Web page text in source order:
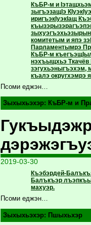
КъБР-м и
зыгъэзащIэ
иригъэкIуэкIащ
комитетым и япэ
Парламентымрэ
КъБР-м
нэхъыщхьэ
зэгухьэныгъэхэм,
къалэ округхэмрэ
Псоми еджэн…
Зыхыхьэхэр: КъБР-м и
2019-03-30
Къэбэрдей-
Балъкъэр
махуэр.
Псоми еджэн…
Зыхыхьэхэр: Пшыхьхэр